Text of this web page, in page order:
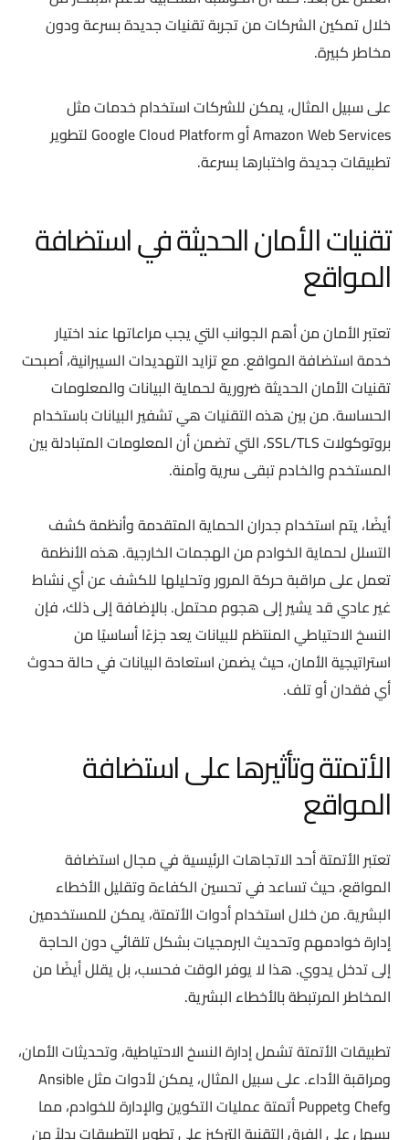
خلال تمكين الشركات من تجربة تقنيات جديدة بسرعة ودون
مخاطر كبيرة.
على سبيل المثال، يمكن للشركات استخدام خدمات مثل
Amazon Web Services أو Google Cloud Platform لتطوير
تطبيقات جديدة واختبارها بسرعة.
تقنيات الأمان الحديثة في استضافة
المواقع
تعتبر الأمان من أهم الجوانب التي يجب مراعاتها عند اختيار
خدمة استضافة المواقع. مع تزايد التهديدات السيبرانية، أصبحت
تقنيات الأمان الحديثة ضرورية لحماية البيانات والمعلومات
الحساسة. من بين هذه التقنيات هي تشفير البيانات باستخدام
بروتوكولات SSL/TLS، التي تضمن أن المعلومات المتبادلة بين
المستخدم والخادم تبقى سرية وآمنة.
أيضًا، يتم استخدام جدران الحماية المتقدمة وأنظمة كشف
التسلل لحماية الخوادم من الهجمات الخارجية. هذه الأنظمة
تعمل على مراقبة حركة المرور وتحليلها للكشف عن أي نشاط
غير عادي قد يشير إلى هجوم محتمل. بالإضافة إلى ذلك، فإن
النسخ الاحتياطي المنتظم للبيانات يعد جزءًا أساسيًا من
استراتيجية الأمان، حيث يضمن استعادة البيانات في حالة حدوث
أي فقدان أو تلف.
الأتمتة وتأثيرها على استضافة
المواقع
تعتبر الأتمتة أحد الاتجاهات الرئيسية في مجال استضافة
المواقع، حيث تساعد في تحسين الكفاءة وتقليل الأخطاء
البشرية. من خلال استخدام أدوات الأتمتة، يمكن للمستخدمين
إدارة خوادمهم وتحديث البرمجيات بشكل تلقائي دون الحاجة
إلى تدخل يدوي. هذا لا يوفر الوقت فحسب، بل يقلل أيضًا من
المخاطر المرتبطة بالأخطاء البشرية.
تطبيقات الأتمتة تشمل إدارة النسخ الاحتياطية، وتحديثات الأمان،
ومراقبة الأداء. على سبيل المثال، يمكن لأدوات مثل Ansible
وChef وPuppet أتمتة عمليات التكوين والإدارة للخوادم، مما
يسهل على الفرق التقنية التركيز على تطوير التطبيقات بدلاً من